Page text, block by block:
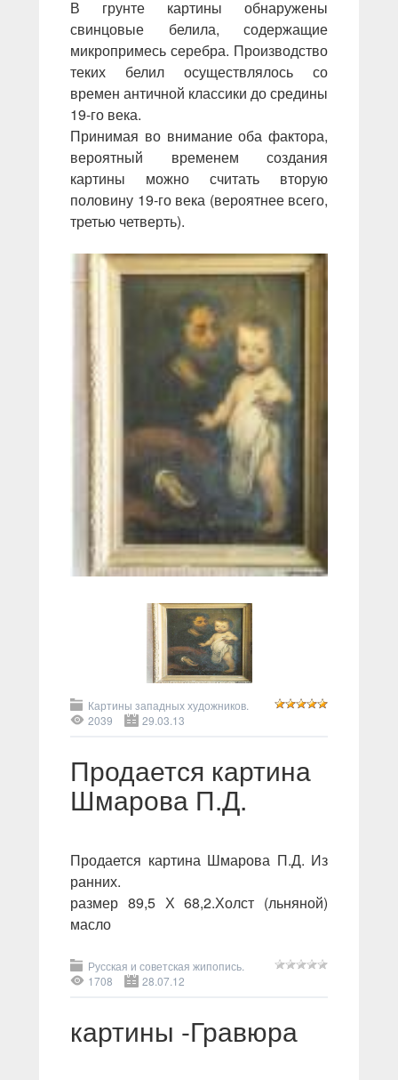
В грунте картины обнаружены
свинцовые белила, содержащие
микропримесь серебра. Производство
теких белил осуществлялось со
времен античной классики до средины
19-го века.
Принимая во внимание оба фактора,
вероятный временем создания
картины можно считать вторую
половину 19-го века (вероятнее всего,
третью четверть).
Картины западных художников.
2039
29.03.13
Продается картина
Шмарова П.Д.
Продается картина Шмарова П.Д. Из
ранних.
размер 89,5 Х 68,2.Холст (льняной)
масло
Русская и советская жипопись.
1708
28.07.12
картины -Гравюра